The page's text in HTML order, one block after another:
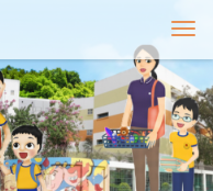
T
o
g
g
l
e
n